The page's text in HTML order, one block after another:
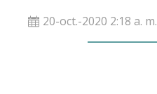
20-oct.-2020 2:18 a. m.